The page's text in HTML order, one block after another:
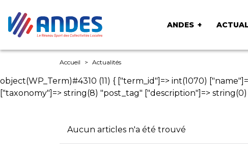
ANDES
Accueil Actualités
object(WP_Term)#4310 (11) { ["term_id"]=> int(1070)
["taxonomy"]=> string(8) "post_tag" ["description"]=>
Aucun articles n'a été trouvé